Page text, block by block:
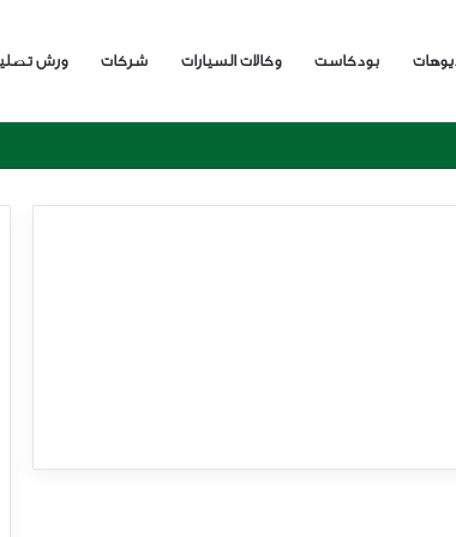
بودكاست وكالات السيارات شركات ورش